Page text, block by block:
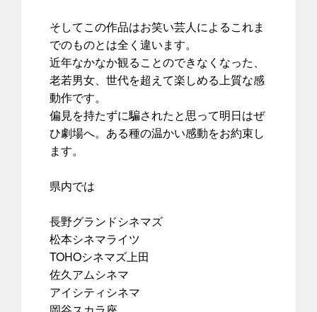
そしてこの作品はお笑い芸人によるこれま
でのものとは全く違います。
近年なかなか観ることのできなくなった、
老若男女、世代を超えて楽しめる上質な感
動作です。
偏見を持たずに騙されたと思って明日はぜ
ひ劇場へ。ある種の温かい感動をお約束し
ます。
県内では
長野グランドシネマズ
松本シネマライツ
TOHOシネマズ上田
佐久アムシネマ
アイシティシネマ